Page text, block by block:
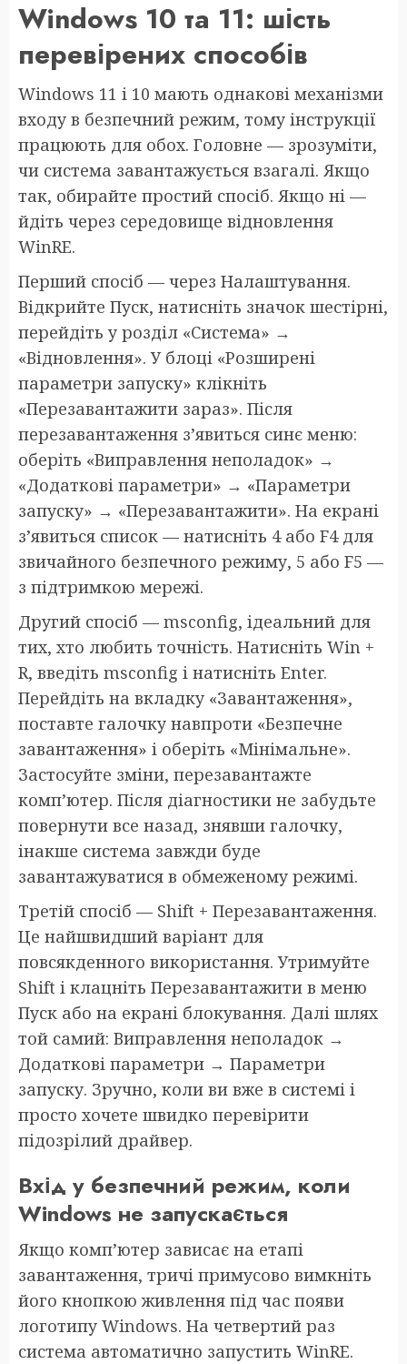
Windows 10 та 11: шість
перевірених способів
Windows 11 і 10 мають однакові механізми
входу в безпечний режим, тому інструкції
працюють для обох. Головне — зрозуміти,
чи система завантажується взагалі. Якщо
так, обирайте простий спосіб. Якщо ні —
йдіть через середовище відновлення
WinRE.
Перший спосіб — через Налаштування.
Відкрийте Пуск, натисніть значок шестірні,
перейдіть у розділ «Система» →
«Відновлення». У блоці «Розширені
параметри запуску» клікніть
«Перезавантажити зараз». Після
перезавантаження з’явиться синє меню:
оберіть «Виправлення неполадок» →
«Додаткові параметри» → «Параметри
запуску» → «Перезавантажити». На екрані
з’явиться список — натисніть 4 або F4 для
звичайного безпечного режиму, 5 або F5 —
з підтримкою мережі.
Другий спосіб — msconfig, ідеальний для
тих, хто любить точність. Натисніть Win +
R, введіть msconfig і натисніть Enter.
Перейдіть на вкладку «Завантаження»,
поставте галочку навпроти «Безпечне
завантаження» і оберіть «Мінімальне».
Застосуйте зміни, перезавантажте
комп’ютер. Після діагностики не забудьте
повернути все назад, знявши галочку,
інакше система завжди буде
завантажуватися в обмеженому режимі.
Третій спосіб — Shift + Перезавантаження.
Це найшвидший варіант для
повсякденного використання. Утримуйте
Shift і клацніть Перезавантажити в меню
Пуск або на екрані блокування. Далі шлях
той самий: Виправлення неполадок →
Додаткові параметри → Параметри
запуску. Зручно, коли ви вже в системі і
просто хочете швидко перевірити
підозрілий драйвер.
Вхід у безпечний режим, коли
Windows не запускається
Якщо комп’ютер зависає на етапі
завантаження, тричі примусово вимкніть
його кнопкою живлення під час появи
логотипу Windows. На четвертий раз
система автоматично запустить WinRE.